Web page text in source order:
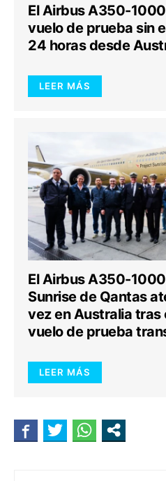
El Airbus A350-
vuelo de prueba sin
24 horas desde
LEER MÁS
El Airbus A350-
Sunrise de Qantas
vez en Australia tras
vuelo de prueba
LEER MÁS